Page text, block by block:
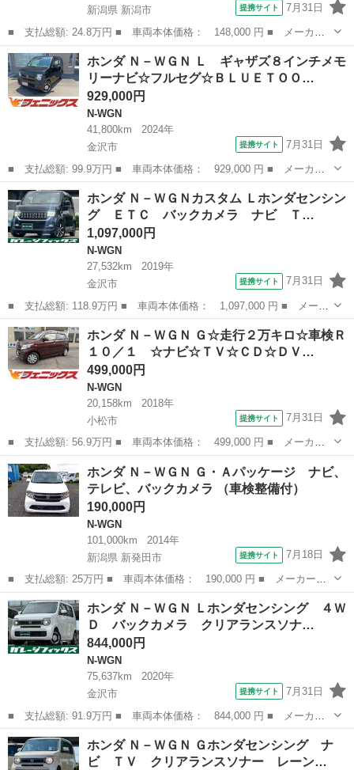
新潟県 新潟市
提携サイト 7月31日
■ 支払総額: 24.8万円 ■ 車両本体価格： 148,000 円 ■ メーカー
名： ホンダ ■ 車種名： Ｎ－ＷＧＮ ■ グレード名： Ｇ・Ａパ
ッケージ 検２年 ナビ フルセグＴＶ レーダーブレーキサポー
ト スマートキ...
新潟 新潟市 N-WGN
ホンダ Ｎ－ＷＧＮ Ｌ ギャザズ８インチメモ
リーナビ☆フルセグ☆ＢＬＵＥＴＯＯ…
929,000円
N-WGN
41,800km
2024年
金沢市
提携サイト 7月31日
■ 支払総額: 99.9万円 ■ 車両本体価格： 929,000 円 ■ メーカー
名： ホンダ ■ 車種名： Ｎ－ＷＧＮ ■ グレード名： Ｌ ギャ
ザズ８インチメモリーナビ☆フルセグ☆ＢＬＵＥＴＯＯＴＨ☆バック
カメラ☆スマ...
石川 金沢市 N-WGN
ホンダ Ｎ－ＷＧＮカスタム Ｌホンダセンシン
グ ＥＴＣ バックカメラ ナビ Ｔ…
1,097,000円
N-WGN
27,532km
2019年
金沢市
提携サイト 7月31日
■ 支払総額: 118.9万円 ■ 車両本体価格： 1,097,000 円 ■ メーカ
ー名： ホンダ ■ 車種名： Ｎ－ＷＧＮカスタム ■ グレード
名： Ｌホンダセンシング ＥＴＣ バックカメラ ナビ ＴＶ ク
リアランスソ...
石川 金沢市 N-WGN
ホンダ Ｎ－ＷＧＮ Ｇ☆走行２万キロ☆車検Ｒ
１０／１ ☆ナビ☆ＴＶ☆ＣＤ☆ＤＶ…
499,000円
N-WGN
20,158km
2018年
小松市
提携サイト 7月31日
■ 支払総額: 56.9万円 ■ 車両本体価格： 499,000 円 ■ メーカー
名： ホンダ ■ 車種名： Ｎ－ＷＧＮ ■ グレード名： Ｇ☆走行
２万キロ☆車検Ｒ１０／１ ☆ナビ☆ＴＶ☆ＣＤ☆ＤＶＤ☆Ｂｌｕｅ
ｔｏｏｔｈ☆...
石川 小松市 N-WGN
ホンダ Ｎ－ＷＧＮ Ｇ・Ａパッケージ ナビ、
テレビ、バックカメラ （車検整備付）
190,000円
N-WGN
101,000km
2014年
新潟県 新発田市
提携サイト 7月18日
■ 支払総額: 25万円 ■ 車両本体価格： 190,000 円 ■ メーカー
名： ホンダ ■ 車種名： Ｎ－ＷＧＮ ■ グレード名： Ｇ・Ａパ
ッケージ ナビ、テレビ、バックカメラ ■ 排気量： 660cc ■ ドア
枚数：...
新潟 新発田市 N-WGN
ホンダ Ｎ－ＷＧＮ Ｌホンダセンシング ４Ｗ
Ｄ バックカメラ クリアランスソナ…
844,000円
N-WGN
75,637km
2020年
金沢市
提携サイト 7月31日
■ 支払総額: 91.9万円 ■ 車両本体価格： 844,000 円 ■ メーカー
名： ホンダ ■ 車種名： Ｎ－ＷＧＮ ■ グレード名： Ｌホンダ
センシング ４ＷＤ バックカメラ クリアランスソナー オートク
ルーズコント...
石川 金沢市 N-WGN
ホンダ Ｎ－ＷＧＮ Ｇホンダセンシング ナ
ビ ＴＶ クリアランスソナー レーン…